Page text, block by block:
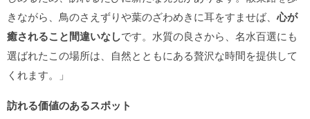
きながら、鳥のさえずりや葉のざわめきに耳をすませば、心が
癒されること間違いなしです。水質の良さから、名水百選にも
選ばれたこの場所は、自然とともにある贅沢な時間を提供して
くれます。」
訪れる価値のあるスポット